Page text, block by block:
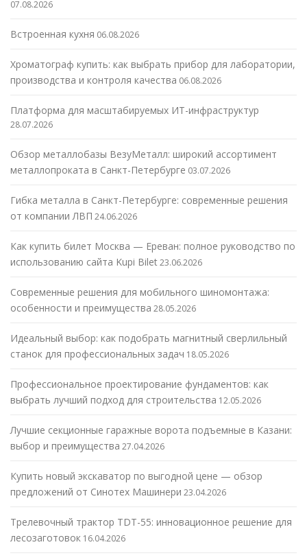
07.08.2026
Встроенная кухня 06.08.2026
Хроматограф купить: как выбрать прибор для лаборатории,
производства и контроля качества 06.08.2026
Платформа для масштабируемых ИТ-инфраструктур
28.07.2026
Обзор металлобазы ВезуМеталл: широкий ассортимент
металлопроката в Санкт-Петербурге 03.07.2026
Гибка металла в Санкт-Петербурге: современные решения
от компании ЛВП 24.06.2026
Как купить билет Москва — Ереван: полное руководство по
использованию сайта Kupi Bilet23.06.2026
Современные решения для мобильного шиномонтажа:
особенности и преимущества 28.05.2026
Идеальный выбор: как подобрать магнитный сверлильный
станок для профессиональных задач 18.05.2026
Профессиональное проектирование фундаментов: как
выбрать лучший подход для строительства 12.05.2026
Лучшие секционные гаражные ворота подъемные в Казани:
выбор и преимущества 27.04.2026
Купить новый экскаватор по выгодной цене — обзор
предложений от Синотех Машинери 23.04.2026
Трелевочный трактор TDT-55: инновационное решение для
лесозаготовок 16.04.2026